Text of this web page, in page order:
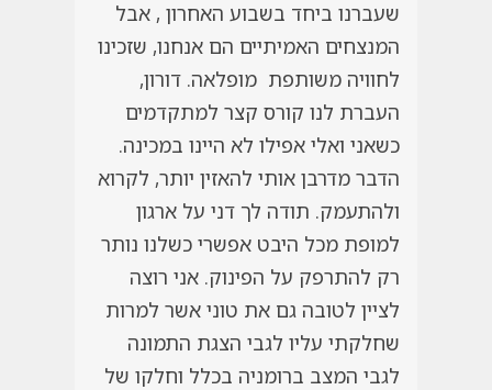
שעברנו ביחד בשבוע האחרון , אבל
המנצחים האמיתיים הם אנחנו, שזכינו
לחוויה משותפת מופלאה. דורון,
העברת לנו קורס קצר למתקדמים
כשאני ואלי אפילו לא היינו במכינה.
הדבר מדרבן אותי להאזין יותר, לקרוא
ולהתעמק. תודה לך דני על ארגון
למופת מכל היבט אפשרי כשלנו נותר
רק להתרפק על הפינוק. אני רוצה
לציין לטובה גם את טוני אשר למרות
שחלקתי עליו לגבי הצגת התמונה
לגבי המצב ברומניה בכלל וחלקו של